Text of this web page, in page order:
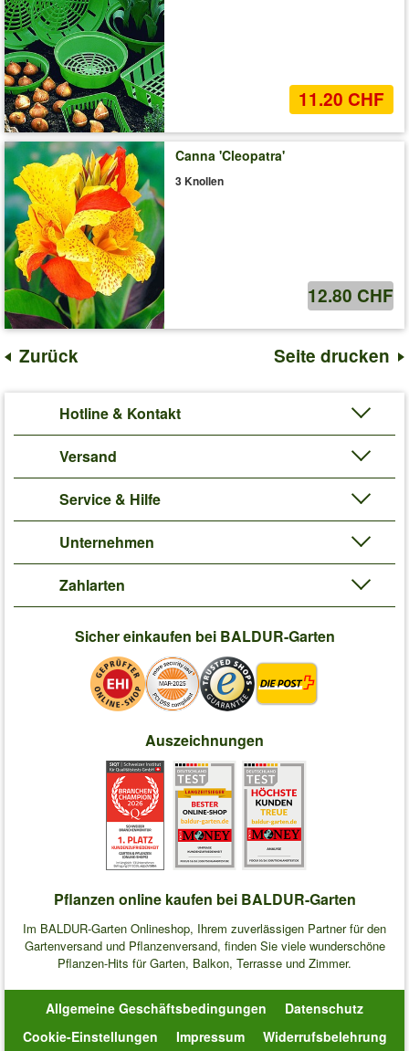
11.20 CHF
Canna 'Cleopatra'
3 Knollen
12.80 CHF
Zurück Seite drucken
Hotline & Kontakt
Versand
Service & Hilfe
Unternehmen
Zahlarten
Sicher einkaufen bei BALDUR-Garten
Auszeichnungen
Pflanzen online kaufen bei BALDUR-Garten
Im BALDUR-Garten Onlineshop, Ihrem zuverlässigen Partner für den
Gartenversand und Pflanzenversand, finden Sie viele wunderschöne
Pflanzen-Hits für Garten, Balkon, Terrasse und Zimmer.
Allgemeine Geschäftsbedingungen
Datenschutz
Cookie-Einstellungen
Impressum Widerrufsbelehrung